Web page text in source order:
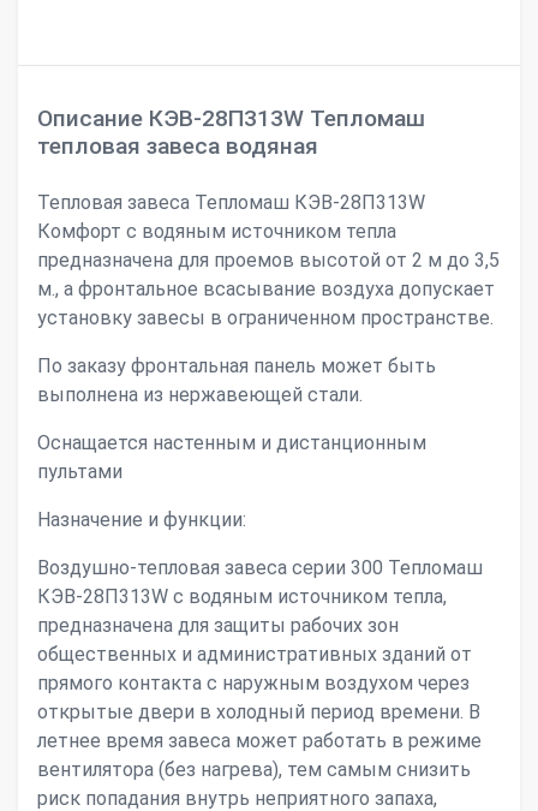
Описание КЭВ-28П313W Тепломаш
тепловая завеса водяная
Тепловая завеса Тепломаш КЭВ-28П313W
Комфорт с водяным источником тепла
предназначена для проемов высотой от 2 м до 3,5
м., а фронтальное всасывание воздуха допускает
установку завесы в ограниченном пространстве.
По заказу фронтальная панель может быть
выполнена из нержавеющей стали.
Оснащается настенным и дистанционным
пультами
Назначение и функции:
Воздушно-тепловая завеса серии 300 Тепломаш
КЭВ-28П313W с водяным источником тепла,
предназначена для защиты рабочих зон
общественных и административных зданий от
прямого контакта с наружным воздухом через
открытые двери в холодный период времени. В
летнее время завеса может работать в режиме
вентилятора (без нагрева), тем самым снизить
риск попадания внутрь неприятного запаха,